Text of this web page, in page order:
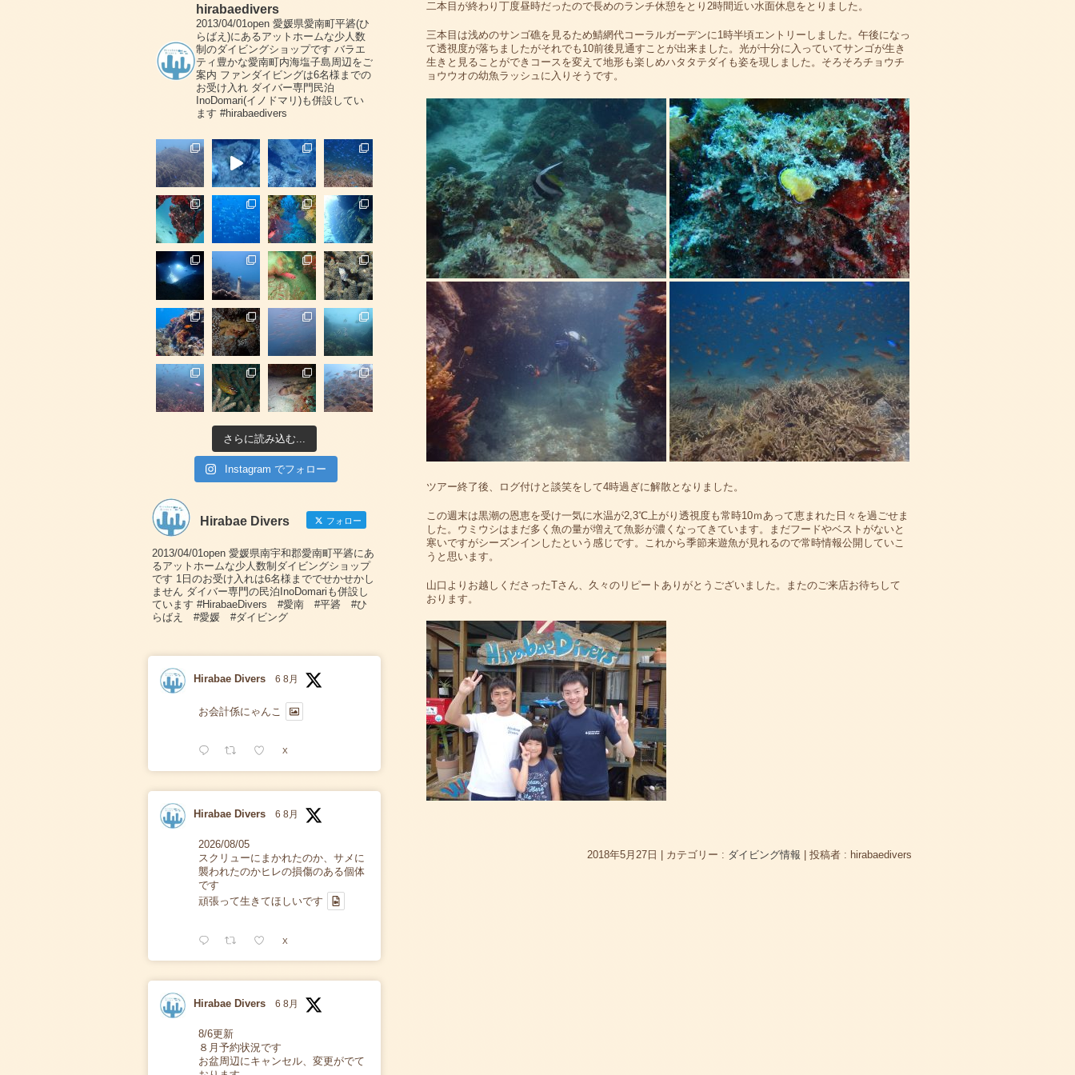
二本目が終わり丁度昼時だったので長めのランチ休憩をとり2時間近い水面休息をとりました。
三本目は浅めのサンゴ礁を見るため鯖網代コーラルガーデンに1時半頃エントリーしました。午後になっ
て透視度が落ちましたがそれでも10前後見通すことが出来ました。光が十分に入っていてサンゴが生き
生きと見ることができコースを変えて地形も楽しめハタタテダイも姿を現しました。そろそろチョウチ
ョウウオの幼魚ラッシュに入りそうです。
ツアー終了後、ログ付けと談笑をして4時過ぎに解散となりました。
この週末は黒潮の恩恵を受け一気に水温が2,3℃上がり透視度も常時10ｍあって恵まれた日々を過ごせま
した。ウミウシはまだ多く魚の量が増えて魚影が濃くなってきています。まだフードやベストがないと
寒いですがシーズンインしたという感じです。これから季節来遊魚が見れるので常時情報公開していこ
うと思います。
山口よりお越しくださったTさん、久々のリピートありがとうございました。またのご来店お待ちして
おります。
2018年5月27日 | カテゴリー : ダイビング情報 | 投稿者 : hirabaedivers
hirabaedivers
2013/04/01open愛媛県愛南町平碆(ひ
らばえ)にあるアットホームな少人数
制のダイビングショップです バラエ
ティ豊かな愛南町内海塩子島周辺をご
案内 ファンダイビングは6名様までの
お受け入れダイバー専門民泊
InoDomari(イノドマリ)も併設してい
ます #hirabaedivers
さらに読み込む...
Instagram でフォロー
Hirabae Divers フォロー
2013/04/01open 愛媛県南宇和郡愛南町平碆にあ
るアットホームな少人数制ダイビングショップ
です 1日のお受け入れは6名様まででせかせかし
ません ダイバー専門の民泊InoDomariも併設し
ています #HirabaeDivers #愛南 #平碆 #ひ
らばえ #愛媛 #ダイビング
Hirabae Divers 6 8月
お会計係にゃんこ
X
Hirabae Divers 6 8月
2026/08/05
スクリューにまかれたのか、サメに
襲われたのかヒレの損傷のある個体
です
頑張って生きてほしいです
X
Hirabae Divers 6 8月
8/6更新
８月予約状況です
お盆周辺にキャンセル、変更がでて